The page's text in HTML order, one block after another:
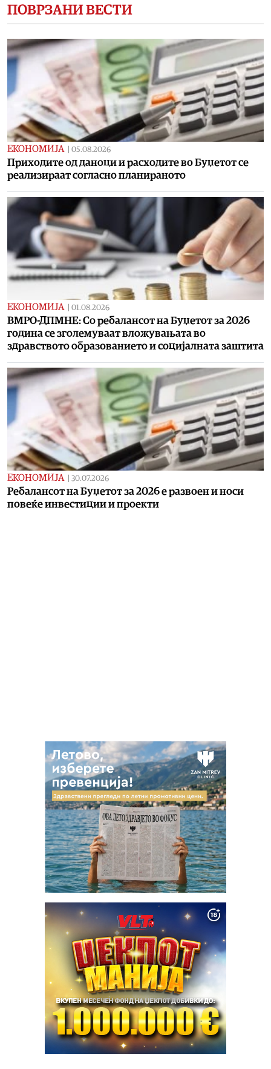
ПОВРЗАНИ ВЕСТИ
ЕКОНОМИЈА 05.08.2026
Приходите од даноци и расходите во Буџетот се
реализираат согласно планираното
ЕКОНОМИЈА 01.08.2026
ВМРО-ДПМНЕ: Со ребалансот на Буџетот за 2026
година се зголемуваат вложувањата во
здравството образованието и социјалната заштита
ЕКОНОМИЈА 30.07.2026
Ребалансот на Буџетот за 2026 е развоен и носи
повеќе инвестиции и проекти